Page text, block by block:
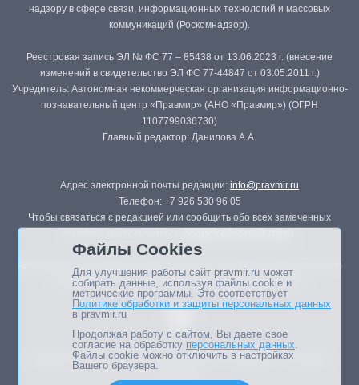
надзору в сфере связи, информационных технологий и массовых
коммуникаций (Роскомнадзор).
Реестровая запись ЭЛ № ФС 77 – 85438 от 13.06.2023 г. (внесение
изменений в свидетельство ЭЛ ФС 77-44847 от 03.05.2011 г.)
Учредитель: Автономная некоммерческая организация информационно-
познавательный центр «Правмир» (АНО «Правмир») (ОГРН
1107799036730)
Главный редактор: Данилова А.А.
Адрес электронной почты редакции: info@pravmir.ru
Телефон: +7 926 530 96 05
Чтобы связаться с редакцией или сообщить обо всех замеченных
Републикация материалов сайта в печатных изданиях (книгах, прессе)
возможна только с письменного разрешения редакции.
Мнение авторов статей портала может не совпадать с позицией
Файлы Cookies
Для улучшения работы сайт pravmir.ru может
собирать данные, используя файлы cookie и
метрические программы. Это соответствует
Политике обработки и защиты персональных данных
в pravmir.ru
Продолжая работу с сайтом, Вы даете свое
согласие на обработку персональных данных.
Файлы cookie можно отключить в настройках
Вашего браузера.